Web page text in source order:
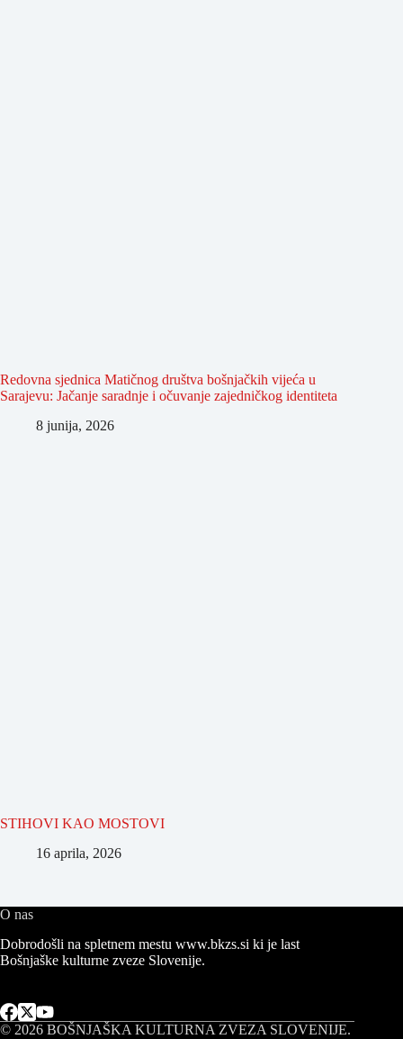
Redovna sjednica Matičnog društva bošnjačkih vijeća u
Sarajevu: Jačanje saradnje i očuvanje zajedničkog identiteta
8 junija, 2026
STIHOVI KAO MOSTOVI
16 aprila, 2026
O nas
Dobrodošli na spletnem mestu www.bkzs.si ki je last
Bošnjaške kulturne zveze Slovenije.
© 2026 BOŠNJAŠKA KULTURNA ZVEZA SLOVENIJE.